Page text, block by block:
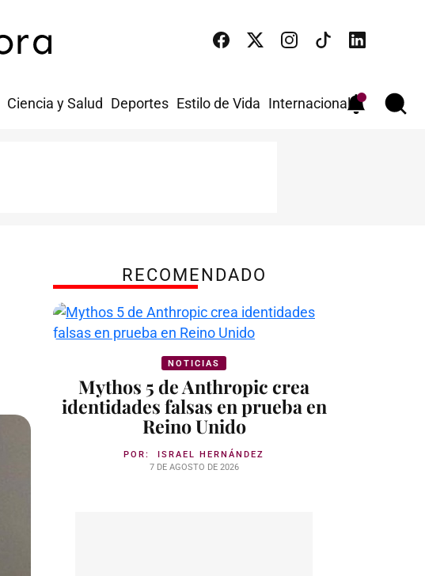
Ciencia y Salud Deportes Estilo de Vida Internacional
RECOMENDADO
NOTICIAS
Mythos 5 de Anthropic crea
identidades falsas en prueba en
Reino Unido
POR: ISRAEL HERNÁNDEZ
7 DE AGOSTO DE 2026